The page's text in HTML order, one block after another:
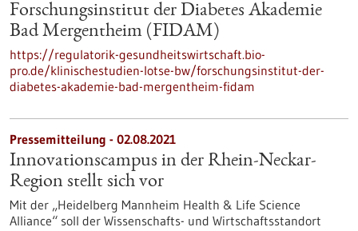
Forschungsinstitut der Diabetes Akademie
Bad Mergentheim (FIDAM)
https://regulatorik-gesundheitswirtschaft.bio-
pro.de/klinischestudien-lotse-bw/forschungsinstitut-der-
diabetes-akademie-bad-mergentheim-fidam
Pressemitteilung - 02.08.2021
Innovationscampus in der Rhein-Neckar-
Region stellt sich vor
Mit der „Heidelberg Mannheim Health & Life Science
Alliance“ soll der Wissenschafts- und Wirtschaftsstandort